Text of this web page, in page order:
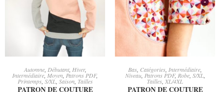
CHOIX DES OPTIONS
Automne, Débutant, Hiver,
Intermédiaire, Moyen Patrons PDF,
Printemps,S/XL, Saison, Tailles
PATRON DE COUTURE
CHOIX DES OPTIONS
Bas Catégories Intermédiaire
Niveau, Patrons PDF, Robe, S/XL,
Tailles XL/4XL
PATRON DE COUTURE